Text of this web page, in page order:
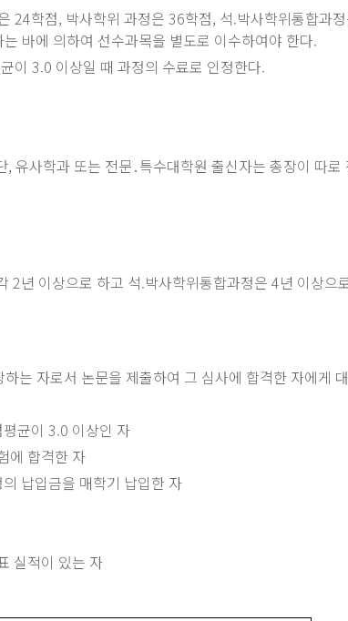
24학점, 박사학위 과정은 36학점, 석.박사학위통합과
바에 의하여 선수과목을 별도로 이수하여야 한다.
이 3.0 이상일 때 과정의 수료로 인정한다.
유사학과 또는 전문․특수대학원 출신자는 총장이 따
2년 이상으로 하고 석.박사학위통합과정은 4년 이상으
는 자로서 논문을 제출하여 그 심사에 합격한 자에게
균이 3.0 이상인 자
에 합격한 자
납입금을 매학기 납입한 자
실적이 있는 자